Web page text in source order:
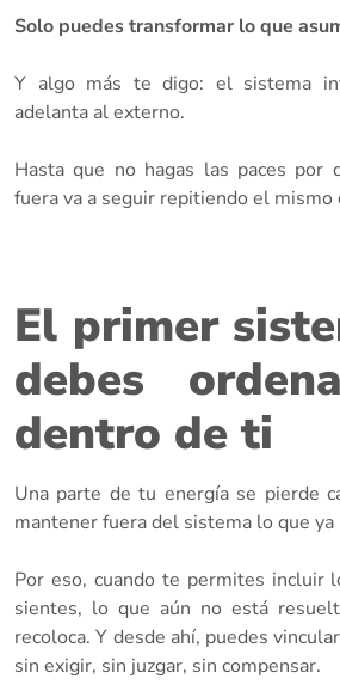
Solo puedes transformar lo que
Y algo más te digo: el sistema
adelanta al externo.
Hasta que no hagas las paces por
fuera va a seguir repitiendo el mismo
El primer
debes
dentro de ti
Una parte de tu energía se pierde
mantener fuera del sistema lo que ya
Por eso, cuando te permites incluir
sientes, lo que aún no está
recoloca. Y desde ahí, puedes
sin exigir, sin juzgar, sin compensar.